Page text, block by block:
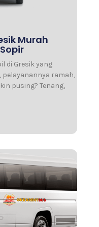
Murah
di Gresik yang
pelayanannya ramah,
pusing? Tenang,